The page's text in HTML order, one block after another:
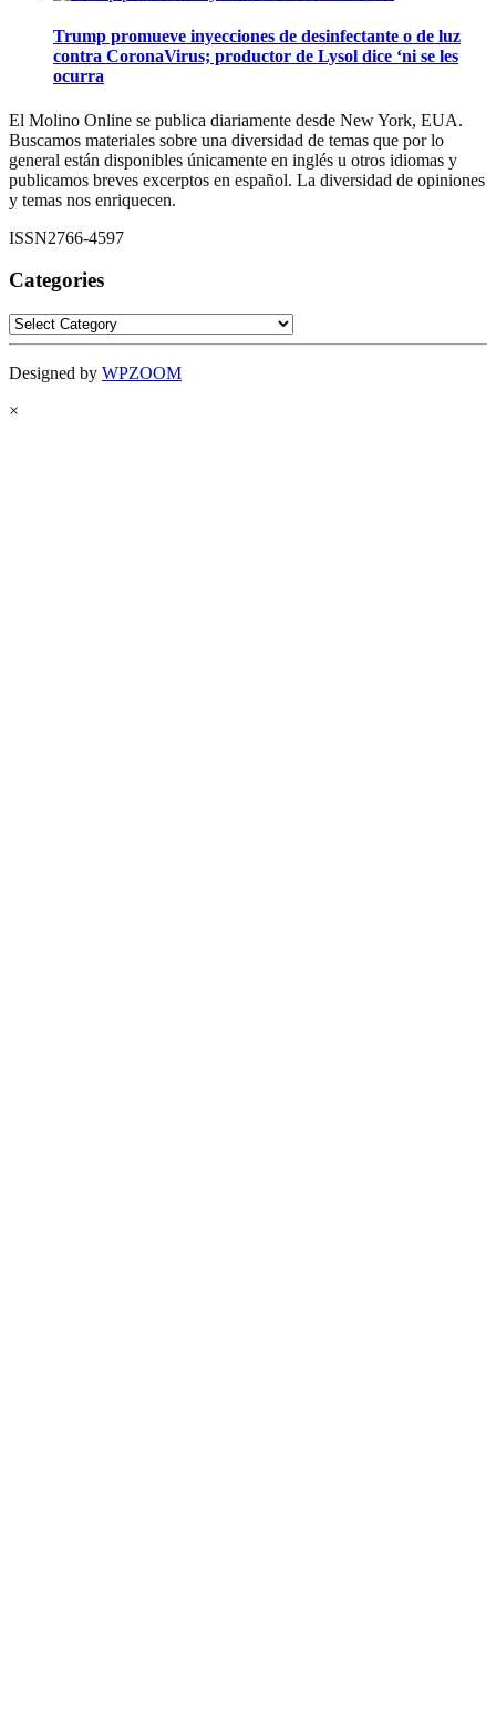
Trump promueve inyecciones de desinfectante o de luz
contra CoronaVirus; productor de Lysol dice ‘ni se les
ocurra
El Molino Online se publica diariamente desde New York, EUA.
Buscamos materiales sobre una diversidad de temas que por lo
general están disponibles únicamente en inglés u otros idiomas y
publicamos breves excerptos en español. La diversidad de opiniones
y temas nos enriquecen.
ISSN2766-4597
Categories
Categories
Designed by WPZOOM
×